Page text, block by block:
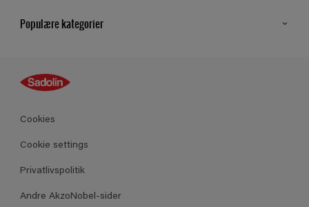
Populære kategorier
Guides
Farver
Produkter
Cookies
Cookie settings
Privatlivspolitik
Andre AkzoNobel-sider